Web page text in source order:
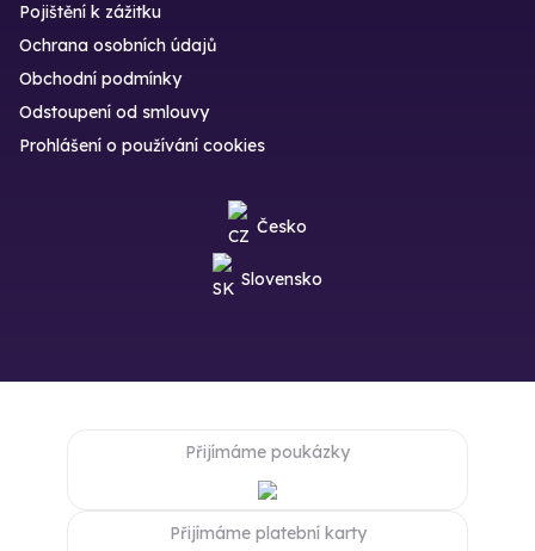
Pojištění k zážitku
Ochrana osobních údajů
Obchodní podmínky
Odstoupení od smlouvy
Prohlášení o používání cookies
Česko
Slovensko
Přijímáme poukázky
Přijímáme platební karty